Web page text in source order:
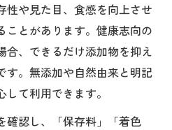
性や見た目、食感を向上させ
ことがあります。健康志向の
合、できるだけ添加物を抑え
す。無添加や自然由来と明記
て利用できます。
確認し、「保存料」「着色